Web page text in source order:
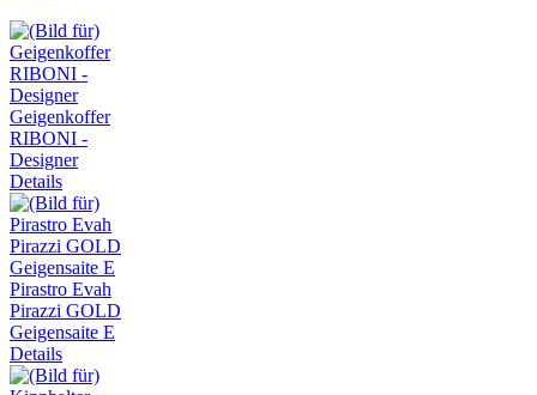
Geigenkoffer
RIBONI -
Designer
Details
Pirastro Evah
Pirazzi GOLD
Geigensaite E
Details